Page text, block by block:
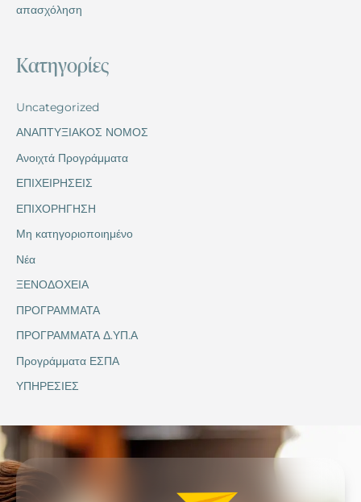
απασχόληση
Kατηγορίες
Uncategorized
ΑΝΑΠΤΥΞΙΑΚΟΣ ΝΟΜΟΣ
Ανοιχτά Προγράμματα
ΕΠΙΧΕΙΡΗΣΕΙΣ
ΕΠΙΧΟΡΗΓΗΣΗ
Μη κατηγοριοποιημένο
Νέα
ΞΕΝΟΔΟΧΕΙΑ
ΠΡΟΓΡΑΜΜΑΤΑ
ΠΡΟΓΡΑΜΜΑΤΑ Δ.ΥΠ.Α
Προγράμματα ΕΣΠΑ
ΥΠΗΡΕΣΙΕΣ